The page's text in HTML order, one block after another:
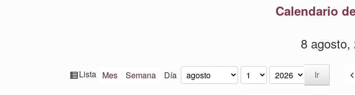
Calendario
8 agosto,
Ver
Lista Mes Semana Día Mes
Día
Año